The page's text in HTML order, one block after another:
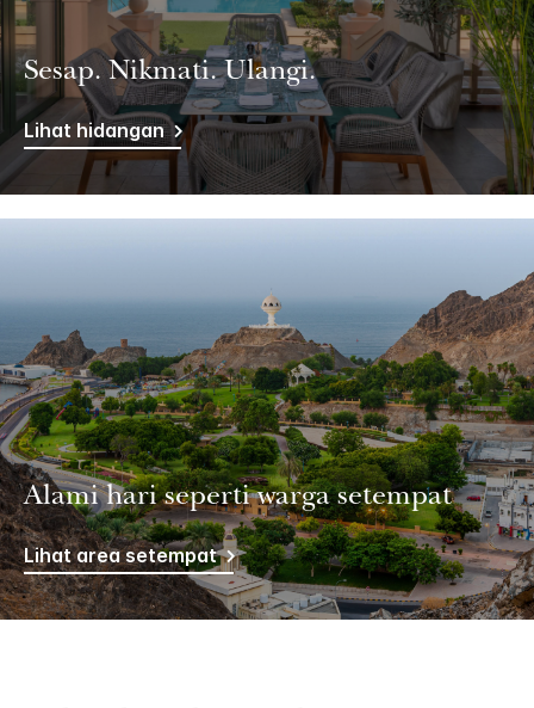
Sesap. Nikmati. Ulangi.
Lihat hidangan
Alami hari seperti warga setempat
Lihat area setempat